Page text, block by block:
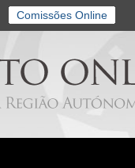
Comissões Online